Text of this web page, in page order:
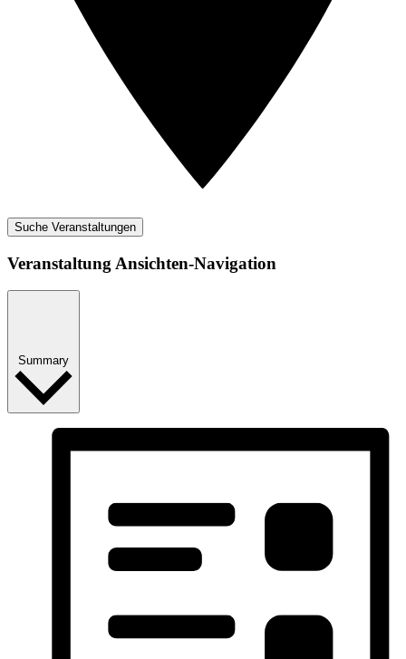
Suche Veranstaltungen
Veranstaltung Ansichten-Navigation
Summary